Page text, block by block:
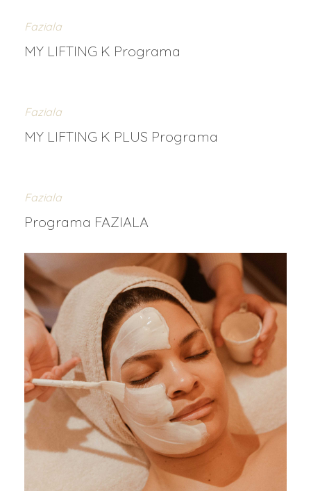
Faziala
MY LIFTING K Programa
Faziala
MY LIFTING K PLUS Programa
Faziala
Programa FAZIALA